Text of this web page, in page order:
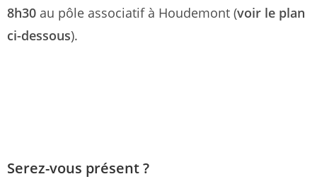
8h30 au pôle associatif à Houdemont (voir le plan
ci-dessous).
Serez-vous présent ?